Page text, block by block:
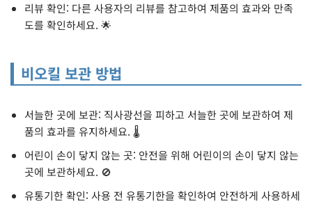
리뷰 확인: 다른 사용자의 리뷰를 참고하여 제품의 효과와 만족
도를 확인하세요. 🌟
비오킬 보관 방법
서늘한 곳에 보관: 직사광선을 피하고 서늘한 곳에 보관하여 제
품의 효과를 유지하세요. 🌡️
어린이 손이 닿지 않는 곳: 안전을 위해 어린이의 손이 닿지 않는
곳에 보관하세요. 🚫
유통기한 확인: 사용 전 유통기한을 확인하여 안전하게 사용하세